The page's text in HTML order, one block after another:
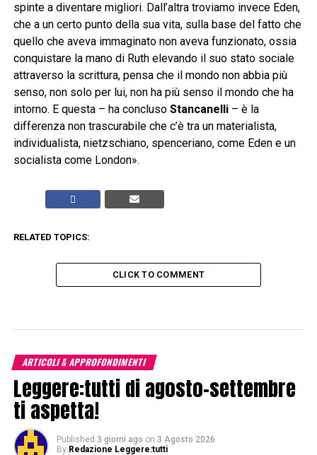
spinte a diventare migliori. Dall’altra troviamo invece Eden,
che a un certo punto della sua vita, sulla base del fatto che
quello che aveva immaginato non aveva funzionato, ossia
conquistare la mano di Ruth elevando il suo stato sociale
attraverso la scrittura, pensa che il mondo non abbia più
senso, non solo per lui, non ha più senso il mondo che ha
intorno. E questa – ha concluso Stancanelli– è la
differenza non trascurabile che c’è tra un materialista,
individualista, nietzschiano, spenceriano, come Eden e un
socialista come London».
RELATED TOPICS:
CLICK TO COMMENT
ARTICOLI & APPROFONDIMENTI
Leggere:tutti di agosto-settembre
ti aspetta!
Published 3 giorni ago on 3 Agosto 2026
By Redazione Leggere:tutti